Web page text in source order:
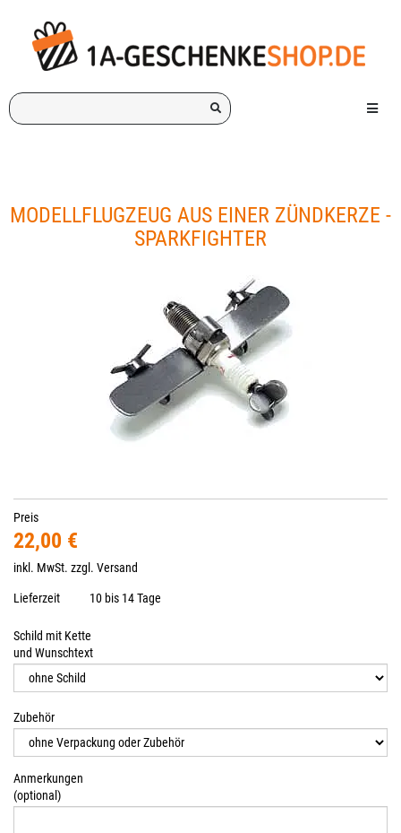
Ich
suche
Menü
MODELLFLUGZEUG AUS EINER ZÜNDKERZE -
SPARKFIGHTER
Preis
22,00 €
inkl. MwSt. zzgl. Versand
Lieferzeit 10 bis 14 Tage
Schild mit Kette
und Wunschtext
Zubehör
Anmerkungen
(optional)